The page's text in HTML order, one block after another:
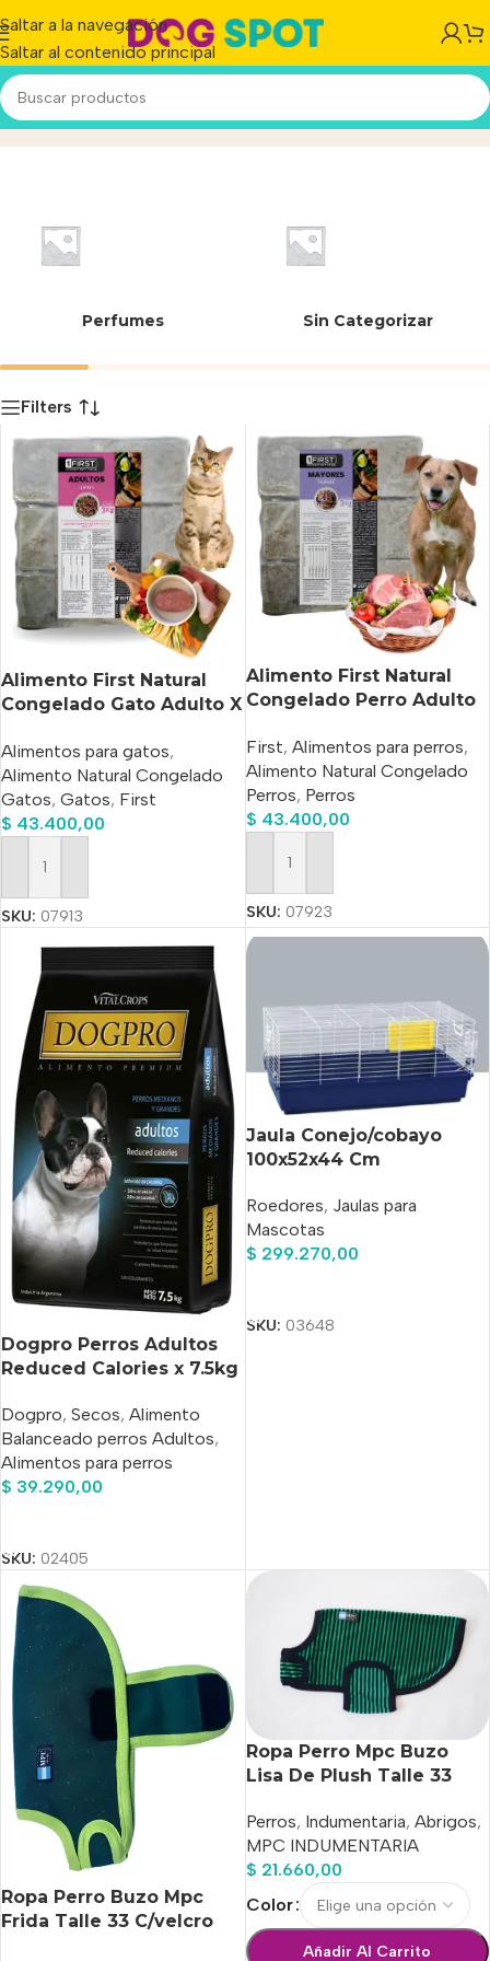
Saltar a la navegación
Saltar al contenido principal
44 cmInicio/Producto
Perfumes Sin Categorizar
Filters
Alimento First Natural
Congelado Gato Adulto X
Alimentos para gatos,
Alimento Natural Congelado
Gatos, Gatos, First
$ 43.400,00
Añadir Al Carrito
SKU: 07913
Alimento First Natural
Congelado Perro Adulto
First, Alimentos para perros,
Alimento Natural Congelado
Perros, Perros
$ 43.400,00
Añadir Al Carrito
SKU: 07923
Dogpro Perros Adultos
Reduced Calories x 7.5kg
Dogpro, Secos, Alimento
Balanceado perros Adultos,
Alimentos para perros
$ 39.290,00
SKU: 02405
Jaula Conejo/cobayo
100x52x44 Cm
Roedores, Jaulas para
Mascotas
$ 299.270,00
SKU: 03648
Ropa Perro Buzo Mpc
Frida Talle 33 C/velcro
Ropa Perro Mpc Buzo
Lisa De Plush Talle 33
Perros, Indumentaria, Abrigos,
MPC INDUMENTARIA
$ 21.660,00
Color
Añadir Al Carrito